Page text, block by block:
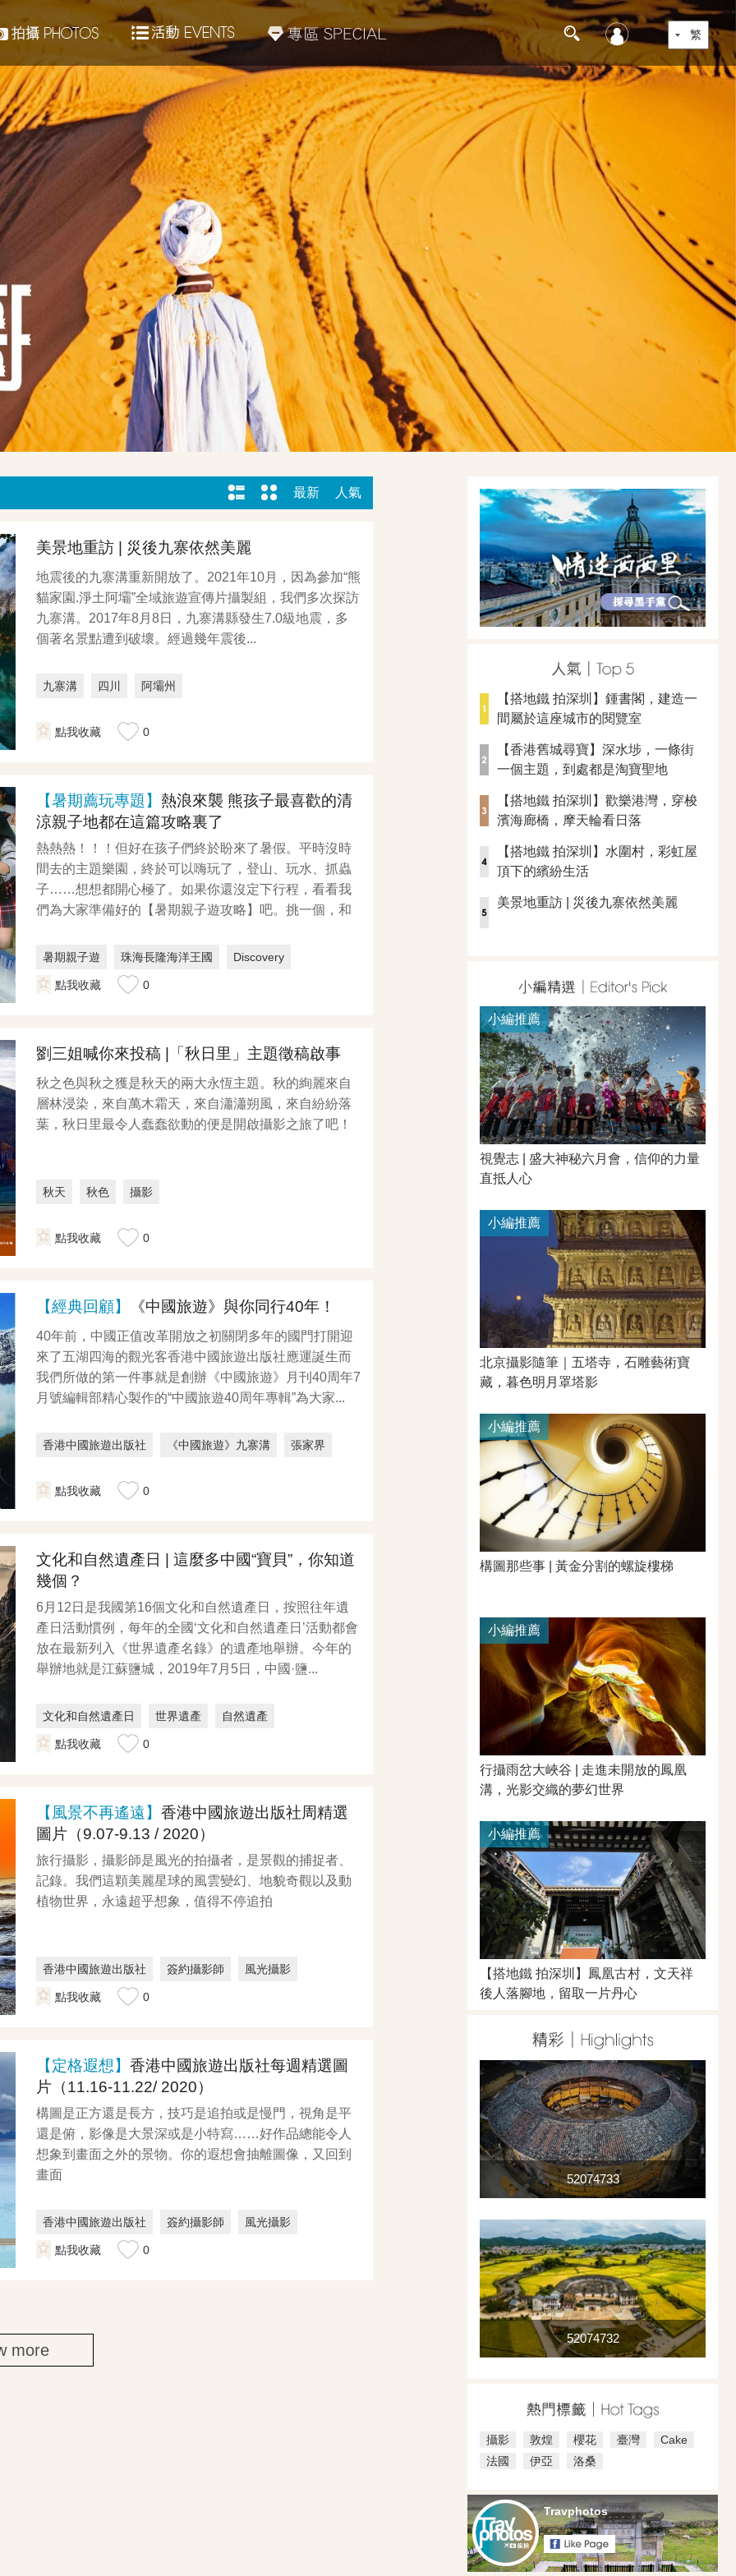
最新 人氣
美景地重訪 | 災後九寨依然美麗
​​地震後的九寨溝重新開放了。2021年10月，因為參加“熊
貓家園.淨土阿壩”全域旅遊宣傳片攝製組，我們多次探訪
九寨溝。2017年8月8日，九寨溝縣發生7.0級地震，多
個著名景點遭到破壞。經過幾年震後...
九寨溝 四川 阿壩州
點我收藏 0
【暑期薦玩專題】 熱浪來襲 熊孩子最喜歡的清
涼親子地都在這篇攻略裏了
熱熱熱！！！但好在孩子們終於盼來了暑假。平時沒時
間去的主題樂園，終於可以嗨玩了，登山、玩水、抓蟲
子……想想都開心極了。如果你還沒定下行程，看看我
們為大家準備好的【暑期親子遊攻略】吧。挑一個，和
暑期親子遊 珠海長隆海洋王國 Discovery
點我收藏 0
劉三姐喊你來投稿 |「秋日里」主題徵稿啟事
秋之色與秋之獲是秋天的兩大永恆主題。秋的絢麗來自
層林浸染，來自萬木霜天，來自瀟瀟朔風，來自紛紛落
葉，秋日里最令人蠢蠢欲動的便是開啟攝影之旅了吧！
秋天 秋色 攝影
點我收藏 0
【經典回顧】 《中國旅遊》與你同行40年！
40年前，中國正值改革開放之初關閉多年的國門打開迎
來了五湖四海的觀光客香港中國旅遊出版社應運誕生而
我們所做的第一件事就是創辦《中國旅遊》月刊40周年7
月號編輯部精心製作的“中國旅遊40周年專輯”為大家...
香港中國旅遊出版社 《中國旅遊》九寨溝 張家界
點我收藏 0
文化和自然遺產日 | 這麼多中國“寶貝”，你知道
幾個？
6月12日是我國第16個文化和自然遺產日，按照往年遺
產日活動慣例，每年的全國‘文化和自然遺產日’活動都會
放在最新列入《世界遺產名錄》的遺產地舉辦。今年的
舉辦地就是江蘇鹽城，2019年7月5日，中國·鹽...
文化和自然遺產日 世界遺產 自然遺產
點我收藏 0
【風景不再遙遠】 香港中國旅遊出版社周精選
圖片（9.07-9.13 / 2020）
旅行攝影，攝影師是風光的拍攝者，是景觀的捕捉者、
記錄。我們這顆美麗星球的風雲變幻、地貌奇觀以及動
植物世界，永遠超乎想象，值得不停追拍
香港中國旅遊出版社 簽約攝影師 風光攝影
點我收藏 0
【定格遐想】 香港中國旅遊出版社每週精選圖
片（11.16-11.22/ 2020）
構圖是正方還是長方，技巧是追拍或是慢門，視角是平
還是俯，影像是大景深或是小特寫……好作品總能令人
想象到畫面之外的景物。你的遐想會抽離圖像，又回到
畫面
香港中國旅遊出版社 簽約攝影師 風光攝影
點我收藏 0
more
【搭地鐵 拍深圳】鍾書閣，建造一
間屬於這座城市的閱覽室
【香港舊城尋寶】深水埗，一條街
一個主題，到處都是淘寶聖地
【搭地鐵 拍深圳】歡樂港灣，穿梭
濱海廊橋，摩天輪看日落
【搭地鐵 拍深圳】水圍村，彩虹屋
頂下的繽紛生活
美景地重訪 | 災後九寨依然美麗
視覺志 | 盛大神秘六月會，信仰的力量
直抵人心
小編推薦
北京攝影隨筆｜​五塔寺，石雕藝術寶
藏，暮色明月罩塔影
小編推薦
構圖那些事 | 黃金分割的螺旋樓梯
小編推薦
行攝雨岔大峽谷 | 走進未開放的鳳凰
溝，光影交織的夢幻世界
小編推薦
【搭地鐵 拍深圳】鳳凰古村，文天祥
後人落腳地，留取一片丹心
小編推薦
52074733
52074732
攝影 敦煌 櫻花 臺灣
Cake
法國
伊亞 洛桑
Travphotos